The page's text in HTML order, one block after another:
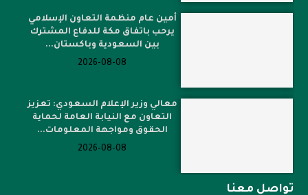
أمين عام منظمة التعاون الإسلامي
يرحب باتفاق مكة للدفاع المشترك
بين السعودية وباكستان...
2026-08-08
معالي وزير الإعلام السعودي: تعزيز
التعاون مع النيابة العامة لحماية
الحقوق ومواجهة المعلومات...
2026-08-08
تواصل معنا